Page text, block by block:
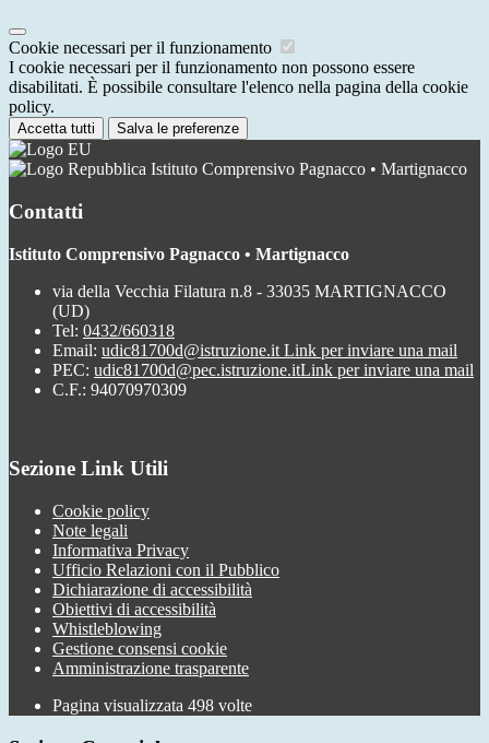
Cookie necessari per il funzionamento
I cookie necessari per il funzionamento non possono essere
disabilitati. È possibile consultare l'elenco nella pagina della cookie
policy.
Accetta tutti Salva le preferenze
Istituto Comprensivo Pagnacco • Martignacco
Contatti
Istituto Comprensivo Pagnacco • Martignacco
via della Vecchia Filatura n.8 - 33035 MARTIGNACCO
(UD)
Tel: 0432/660318
Email: udic81700d@istruzione.it Link per inviare una mail
PEC: udic81700d@pec.istruzione.itLink per inviare una mail
C.F.: 94070970309
Sezione Link Utili
Cookie policy
Note legali
Informativa Privacy
Ufficio Relazioni con il Pubblico
Dichiarazione di accessibilità
Obiettivi di accessibilità
Whistleblowing
Gestione consensi cookie
Amministrazione trasparente
Pagina visualizzata 498 volte